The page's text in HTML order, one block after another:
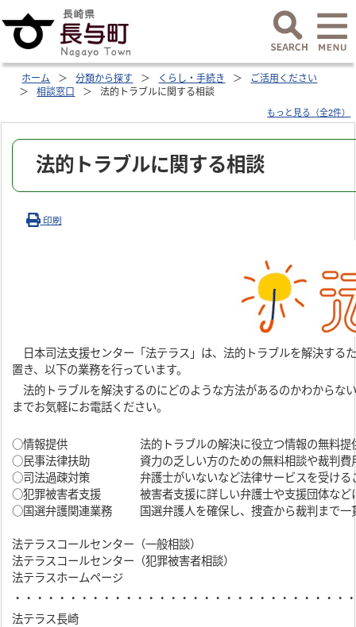
ホーム 分類から探す くらし・手続き
ご活用ください
相談窓口
法的トラブルに関する相談
もっと見る（全2件）
法的トラブルに関する相談
印刷
日本司法支援センター「法テラス」は、法的トラブルを解決する
置き、以下の業務を行っています。
法的トラブルを解決するのにどのような方法があるのかわからな
までお気軽にお電話ください。
○情報提供
法的トラブルの解決に役立つ情報の無料提
○民事法律扶助
資力の乏しい方のための無料相談や裁判費
○司法過疎対策
弁護士がいないなど法律サービスを受け
○犯罪被害者支援
被害者支援に詳しい弁護士や支援団体な
○国選弁護関連業務
国選弁護人を確保し、捜査から裁判まで
法テラスコールセンター（一般相談）
法テラスコールセンター（犯罪被害者相談）
法テラスホームページ
・・・・・・・・・・・・・・・・・・・・・・・・・・・・・
法テラス長崎